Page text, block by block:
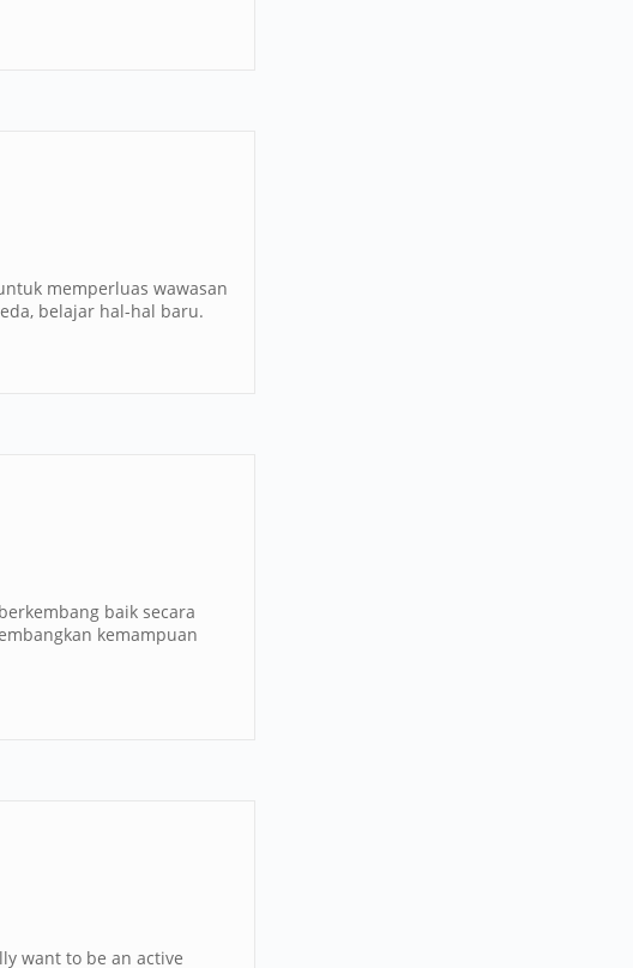
memperluas wawasan
belajar hal-hal baru.
baik secara
kemampuan
want to be an active